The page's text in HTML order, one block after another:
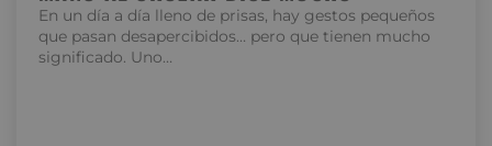
En un día a día lleno de prisas, hay gestos pequeños
que pasan desapercibidos… pero que tienen mucho
significado. Uno…